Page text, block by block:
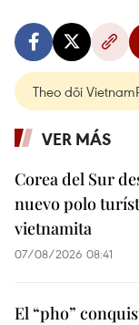
Theo dõi
VER MÁS
Corea del Sur
nuevo polo
vietnamita
07/08/2026 08:41
El “pho”